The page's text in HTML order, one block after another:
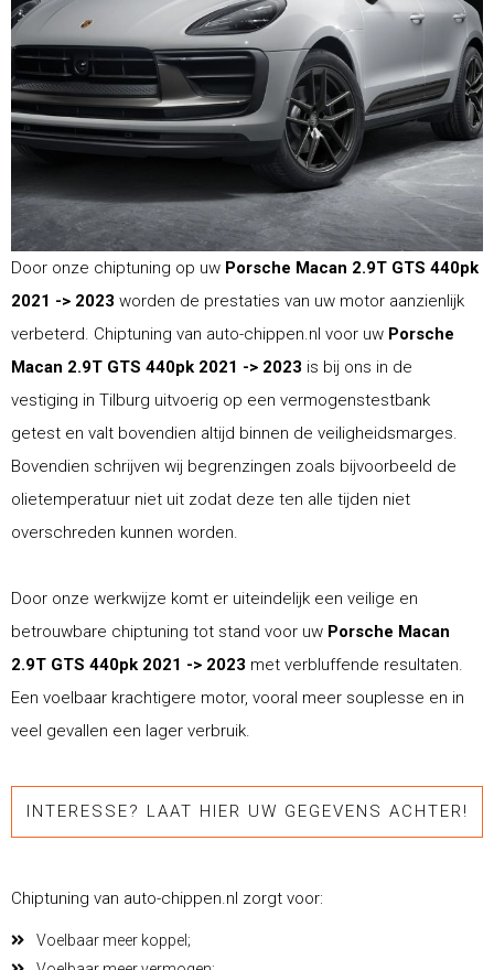
Door onze chiptuning op uw Porsche Macan 2.9T GTS 440pk
2021 -> 2023 worden de prestaties van uw motor aanzienlijk
verbeterd. Chiptuning van auto-chippen.nl voor uw Porsche
Macan 2.9T GTS 440pk 2021 -> 2023 is bij ons in de
vestiging in Tilburg uitvoerig op een vermogenstestbank
getest en valt bovendien altijd binnen de veiligheidsmarges.
Bovendien schrijven wij begrenzingen zoals bijvoorbeeld de
olietemperatuur niet uit zodat deze ten alle tijden niet
overschreden kunnen worden.
Door onze werkwijze komt er uiteindelijk een veilige en
betrouwbare chiptuning tot stand voor uw Porsche Macan
2.9T GTS 440pk 2021 -> 2023 met verbluffende resultaten.
Een voelbaar krachtigere motor, vooral meer souplesse en in
veel gevallen een lager verbruik.
INTERESSE? LAAT HIER UW GEGEVENS ACHTER!
Chiptuning van auto-chippen.nl zorgt voor:
Voelbaar meer koppel;